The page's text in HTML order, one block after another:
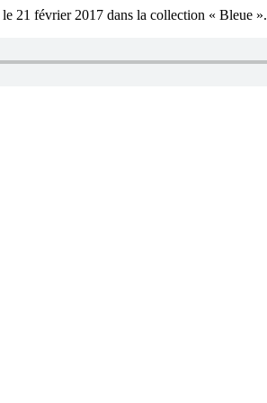
le 21 février 2017 dans la collection « Bleue ».